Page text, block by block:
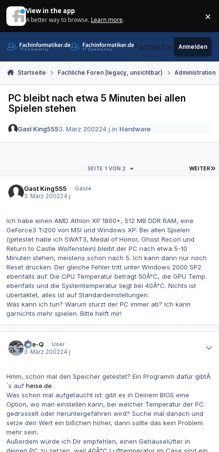
View in the app
A better way to browse. Learn more. ×
Fachinformatiker.de
Anmelden
Startseite Fachliche Foren (legacy, unsichtbar) Administration
PC bleibt nach etwa 5 Minuten bei allen
Spielen stehen
Gast King5553. März 200224 j in Hardware
WEITER
SEITE 1 VON 2
Gast King555
Gäste
3. März 200224 j
Ich habe einen AMD Athlon XP 1800+, 512 MB DDR RAM, eine
GeForce3 Ti200 von MSI und Windows XP. Bei allen Spielen
(getestet habe ich SWAT3, Medal of Honor, Ghost Recon und
Return to Castle Wolfenstein) bleibt der PC nach etwa 5-10
Minuten stehen, meistens schon nach 5. Ich kann dann nur noch
Reset drücken. Der gleiche Fehler tritt unter Windows 2000 SP2
ebenfalls auf. Die CPU Temperatur beträgt 50Â°C, die GPU Temp.
ebenfalls und die Systemtemperatur liegt bei 40Â°C. Nichts ist
übertaktet, alles ist auf Standardeinstellungen.
Was kann ich tun? Warum stürzt der PC immer ab? Ich kann
garnichts mehr spielen. Bitte helft mir!
Eye-Q
User
3. März 200224 j
Hmm, schon mal den Speicher getestet? Ein Programm dafür gibtÂ
´s auf heise.de.
Was schon mal aufgetaucht ist: gibt es in Deinem BIOS eine
Option, wo man einstellen kann, bei welcher Temperatur der PC
gedrosselt oder heruntergefahren wird? Suche mal danach und
setze den Wert ein bißchen höher, dann sollte das kein Problem
mehr sein.
Außerdem würde ich Dir empfehlen, einen Gehäuselüfter in
deinen PC zu setzen, weil 40Â°C Lufttemperatur im Case sind ein